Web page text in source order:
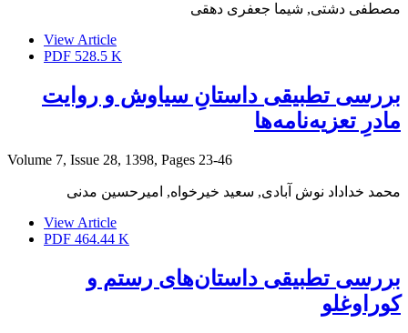
مصطفی دشتی, شیما جعفری دهقی
View Article
PDF 528.5 K
بررسی تطبیقی داستانِ سیاوش و روایت
مادرِ تعزیه‌نامه‌ها
Volume 7, Issue 28, 1398, Pages 23-46
محمد خداداد نوش آبادی, سعید خیرخواه, امیرحسین مدنی
View Article
PDF 464.44 K
بررسی تطبیقی داستان‌های رستم و
کوراوغلو